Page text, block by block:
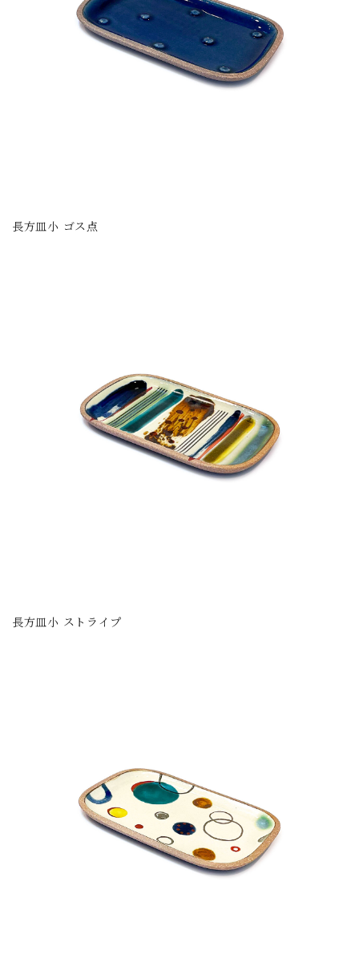
長方皿小 ゴス点
長方皿小 ストライプ